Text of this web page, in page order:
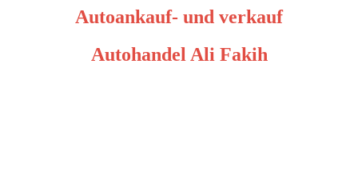
Autoankauf- und verkauf
Autohandel Ali Fakih